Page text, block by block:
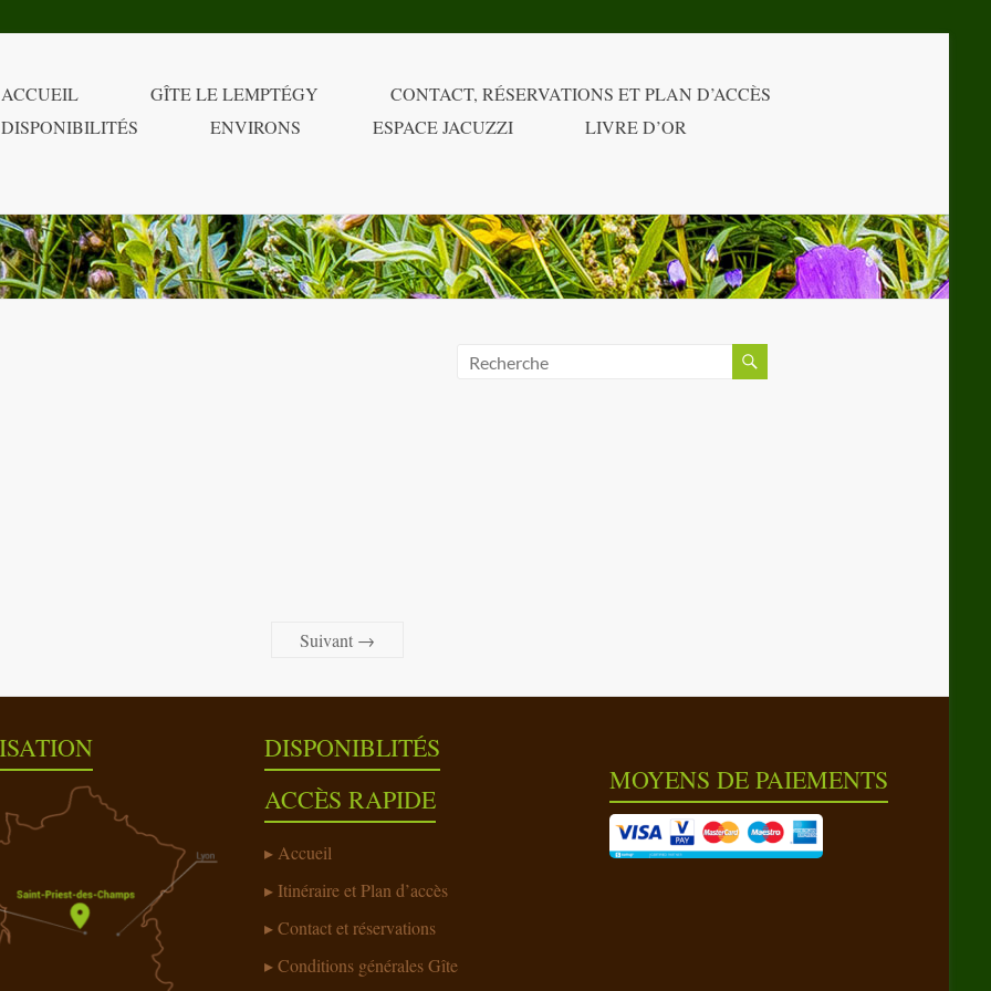
ACCUEIL GÎTE LE LEMPTÉGY
CONTACT, RÉSERVATIONS ET PLAN D’ACCÈS
DISPONIBILITÉS
ENVIRONS ESPACE JACUZZI LIVRE D’OR
Suivant →
DISPONIBLITÉS
ACCÈS RAPIDE
Accueil
Itinéraire et Plan d’accès
Contact et réservations
Conditions générales Gîte
MOYENS DE PAIEMENTS